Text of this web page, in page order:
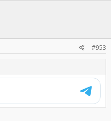
#953